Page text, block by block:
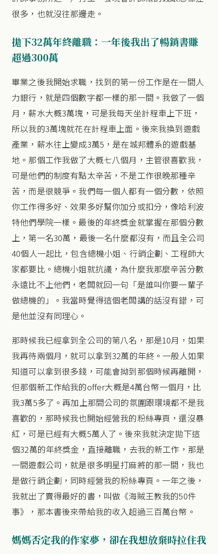
很多，也就沒往那邊走。
拋下32萬年終離職：一年後我出了暢銷書賺
超過300萬
畢業之後我開始求職，找到的第一份工作是在一間人
力銀行，就是四個數字都一樣的那一間。我做了一個
月，薪水大概3萬塊，可是我每天坐計程車上下班，
所以我的3萬塊就花在計程車上面。後來我換到遊戲
產業，薪水往上變成3萬5，是在城邦體系的遊戲基
地。那個工作我做了大概七八個月，主管很喜歡我，
可是他們的制度有點太辛苦，不是工作很晚那種辛
苦，而是很競爭。我們每一個人都有一個分數，依照
你工作得多好、效果多好幫你加分或扣分，像哈利波
特他們學院一樣。最後的年終獎金就掌握在那個分數
上，第一名30萬，最後一名什麼都沒有，而且全公司
40個人一起比，包含總機小姐、行銷企劃、工程師大
家都要比。總機小姐就抗議，為什麼我那麼辛苦分數
永遠比不上他們，老闆就回一句「是誰叫你要一輩子
做總機的」。我當時覺得這個老闆講的話沒有錯，可
是他並沒有同理心。
那時候我已經拿到全公司的第八名，那是10月，如果
我再待兩個月，就可以拿到32萬的年終。一般人如果
知道可以拿到很多錢，可能會拗到那個時候再離開，
但那個新工作給我的offer大概是4萬台幣一個月，比
我3萬5多了。再加上那間公司的氛圍跟環境都不是我
喜歡的，那時候我也開始經營我的粉絲專頁，還沒暴
紅，可是已經有大概5萬人了。後來我就決定拋下這
個32萬的年終獎金，直接離職，去我的新工作，那是
一間遊戲公司，就是很多明星打麻將的那一間，我也
是做行銷企劃，同時經營我的粉絲專頁。一年之後，
我就出了賣得最好的書，叫做《海賊王教我的50件
事》，那本書後來帶給我的收入超過三百萬台幣。
媽媽否定我的作家夢，卻在我想放棄時拉住我